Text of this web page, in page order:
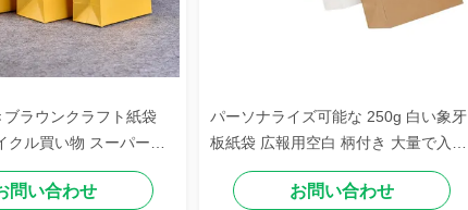
ラウンクラフト紙袋
クル買い物 スーパーマ
ーダーメイド ロゴ
問い合わせ
パーソナライズ可能な 250g 白い象牙
板紙袋 広報用空白 柄付き 大量で入手
お問い合わせ